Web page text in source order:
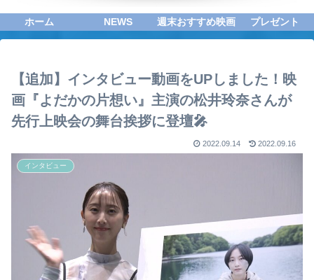
ホーム NEWS 週末おすすめ映画 プレゼント
【追加】インタビュー動画をUPしました！映
画『よだかの片想い』主演の松井玲奈さんが
先行上映会の舞台挨拶に登壇🎤
2022.09.14 2022.09.16
インタビュー